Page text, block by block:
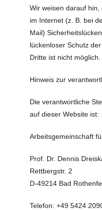
Wir weisen darauf
im Internet (z. B. bei
Mail)
lückenloser Schutz
Dritte ist nicht möglich.
Hinweis zur
Die verantwortliche
auf dieser Website ist:
Arbeitsgemeinschaft
Prof. Dr. Dennis
Rettbergstr. 2
D-49214 Bad
Telefon: +49 5424